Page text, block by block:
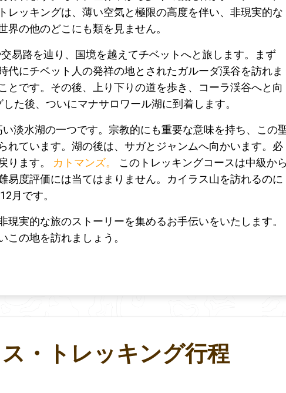
レッキングは、薄い空気と極限の高度を伴い、非現実的な
の他のどこにも類を見ません。
易路を辿り、国境を越えてチベットへと旅します。まず
代にチベット人の発祥の地とされたガルーダ渓谷を訪れま
とです。その後、上り下りの道を歩き、コーラ渓谷へと向
た後、ついにマナサロワール湖に到着します。
淡水湖の一つです。宗教的にも重要な意味を持ち、この
れています。湖の後は、サガとジャンムへ向かいます。必
ります。 カトマンズ。
このトレッキングコースは中級か
易度評価には当てはまりません。カイラス山を訪れるのに
月です。
実的な旅のストーリーを集めるお手伝いをいたします。
の地を訪れましょう。
・トレッキング行程